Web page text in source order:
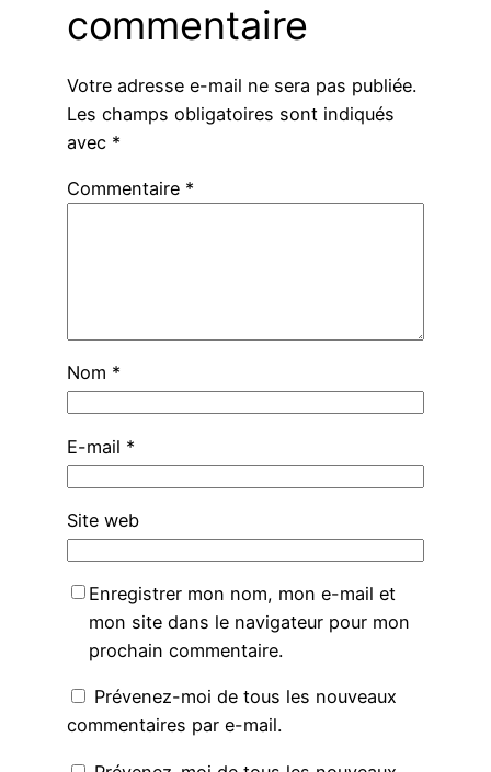
commentaire
Votre adresse e-mail ne sera pas publiée.
Les champs obligatoires sont indiqués
avec *
Commentaire *
Nom *
E-mail *
Site web
Enregistrer mon nom, mon e-mail et
mon site dans le navigateur pour mon
prochain commentaire.
Prévenez-moi de tous les nouveaux
commentaires par e-mail.